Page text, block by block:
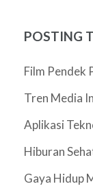
POSTING
Film Pendek
Tren Media
Aplikasi
Hiburan
Gaya Hidup